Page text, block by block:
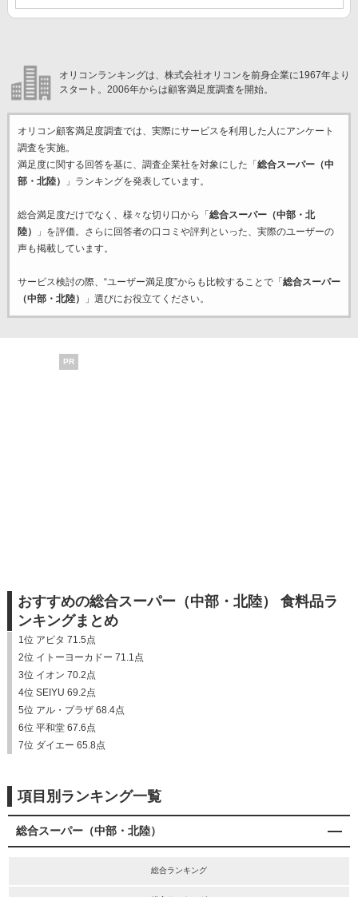
オリコンランキングは、株式会社オリコンを前身企業に1967年より
スタート。2006年からは顧客満足度調査を開始。
オリコン顧客満足度調査では、実際にサービスを利用した 人にアンケート
調査を実施。
満足度に関する回答を基に、調査企業社を対象にした「 総合スーパー（中
部・北陸）
」ランキングを発表しています。
総合満足度だけでなく、様々な切り口から「 総合スーパー（中部・北
陸）
」を評価。さらに回答者の口コミや評判といった、実際のユーザーの
声も掲載しています。
サービス検討の際、“ユーザー満足度”からも比較することで「 総合スーパー
（中部・北陸）
」選びにお役立てください。
PR
おすすめの総合スーパー（中部・北陸） 食料品ラ
ンキングまとめ
1位 アピタ 71.5点
2位 イトーヨーカドー 71.1点
3位 イオン 70.2点
4位 SEIYU 69.2点
5位 アル・プラザ 68.4点
6位 平和堂 67.6点
7位 ダイエー 65.8点
項目別ランキング一覧
総合スーパー（中部・北陸）
総合ランキング